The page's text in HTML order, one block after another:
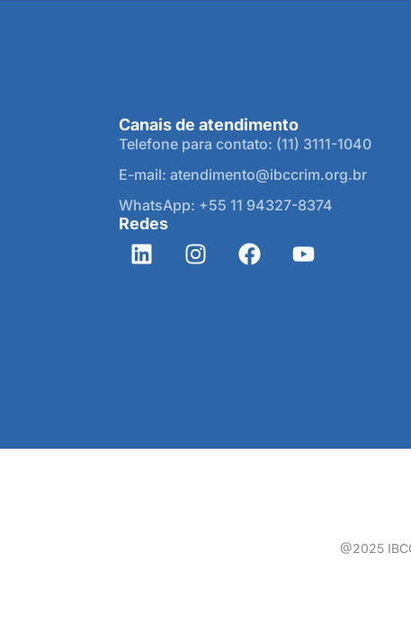
Canais de atendimento
Telefone para contato: (11) 3111-1040
E-mail: atendimento@ibccrim.org.br
WhatsApp: +55 11 94327-8374
Redes
@2025